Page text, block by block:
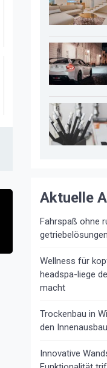
Aktuelle
Fahrspaß ohne
Wellness für
headspa-liege
macht
Trockenbau in
den
Innovative